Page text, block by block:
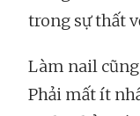
trong sự thất
Làm nail
Phải mất ít